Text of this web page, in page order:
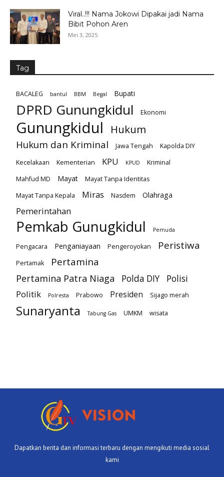
Viral..!!! Nama Jokowi Dipakai jadi Nama
Bibit Pohon Aren
Mei 3, 2025
Tag
BACALEG bantul BBM Begal Bupati
DPRD Gunungkidul Ekonomi
Gunungkidul Hukum
Hukum dan Kriminal Jawa Tengah
Kapolda DIY
Kecelakaan
Kementerian KPU KPUD
Kriminal
Mahfud MD
Mayat
Mayat Tanpa Identitas
Mayat Tanpa Kepala
Miras Nasdem Olahraga
Pemerintahan
Pemkab Gunugkidul Pemuda
Pengacara Penganiayaan Pengeroyokan Peristiwa
Pertamak Pertamina
Pertamina Patra Niaga Polda DIY
Polisi
Politik
Polresta Prabowo Presiden Sijago merah
Sunaryanta Tabung Gas UMKM wisata
Dapatkan berita dan informasi terbaru dengan mengikuti media sosial
kami